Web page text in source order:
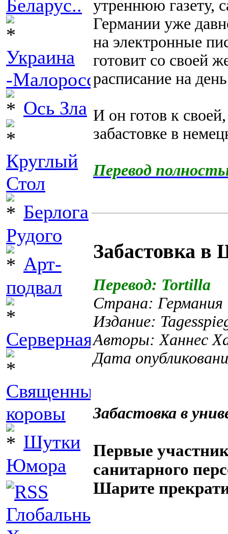
Беларус..
Украина
-Малоросси..
Ось Зла
Круглый
Стол
Берлога
Рудого
Арт-
подвал
Серверная
Священные
коровы
Шутки
Юмора
утреннюю газету,
Германии уже
на электронные
готовит со своей
расписание на
И он готов к
забастовке в
Перевод
Забастовка в
Перевод: Tortilla
Страна: Германия
Издание:
Авторы: Ханнес
Дата
Забастовка в
Первые
санитарного
Шарите